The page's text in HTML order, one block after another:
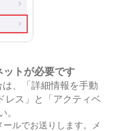
トが必要です
、「詳細情報を手動
レス」と「アクティベ
。
ルでお送りします。メ